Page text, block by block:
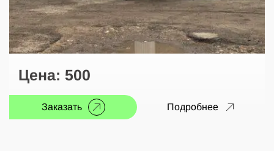
Цена: 500
Заказать Подробнее